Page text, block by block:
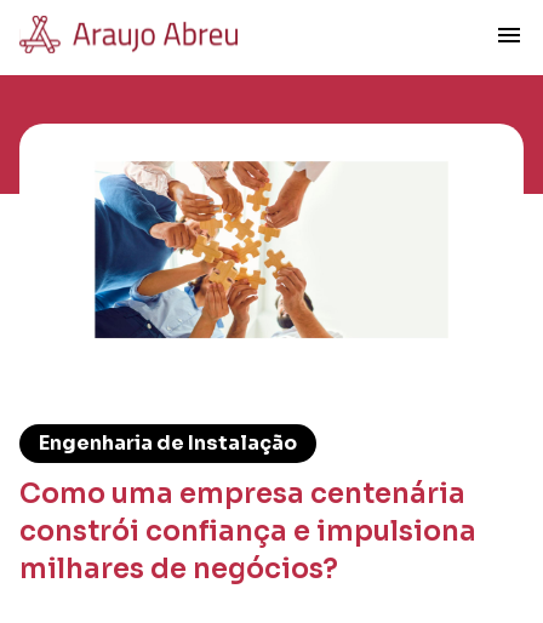
menu
Engenharia de Instalação
Como uma empresa centenária
constrói confiança e impulsiona
milhares de negócios?